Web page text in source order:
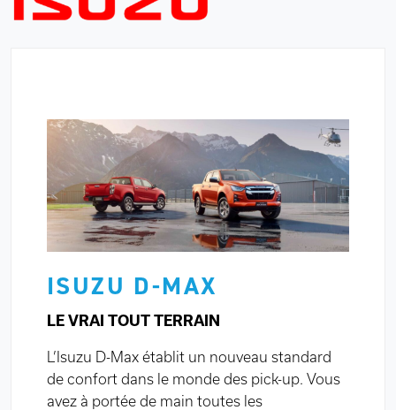
ISUZU D-MAX
LE VRAI TOUT TERRAIN
L’Isuzu D-Max établit un nouveau standard
de confort dans le monde des pick-up. Vous
avez à portée de main toutes les